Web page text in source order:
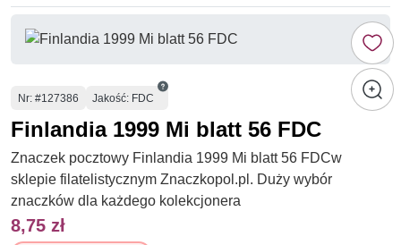
Numer
Nr: #127386 Jakość: FDC
Finlandia 1999 Mi blatt 56 FDC
Znaczek pocztowy Finlandia 1999 Mi blatt 56 FDCw
sklepie filatelistycznym Znaczkopol.pl. Duży wybór
znaczków dla każdego kolekcjonera
8,75 zł